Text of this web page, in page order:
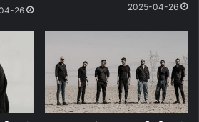
2025-04-26
26